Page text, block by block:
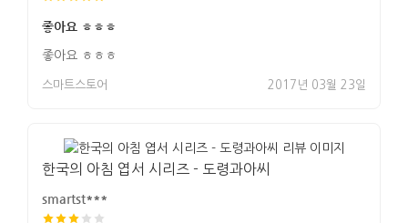
좋아요 ㅎㅎㅎ
좋아요 ㅎㅎㅎ
스마트스토어 2017년 03월 23일
한국의 아침 엽서 시리즈 - 도령과아씨
smartst***